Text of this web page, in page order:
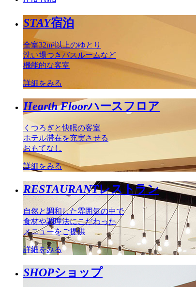
STAY宿泊
全室32m²以上のゆとり
洗い場つきバスルームなど
機能的な客室
詳細をみる
Hearth Floorハースフロア
くつろぎと快眠の客室
ホテル滞在を充実させる
おもてなし
詳細をみる
RESTAURANTレストラン
自然と調和した雰囲気の中で
食材や調理法にこだわった
メニューをご提供
詳細をみる
SHOPショップ